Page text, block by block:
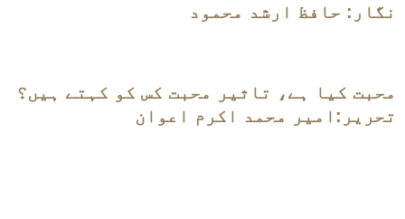
نگار: حافظ ارشد محمود
محبت کیا ہے، تاثیر محبت کس کو کہتے ہیں؟
تحریر:امیر محمد اکرم اعوان